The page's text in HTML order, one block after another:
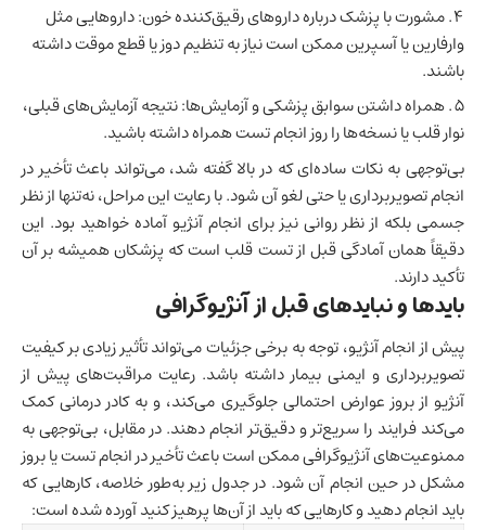
مشورت با پزشک درباره داروهای رقیق‌کننده خون: داروهایی مثل
وارفارین یا آسپرین ممکن است نیاز به تنظیم دوز یا قطع موقت داشته
باشند.
همراه داشتن سوابق پزشکی و آزمایش‌ها: نتیجه آزمایش‌های قبلی،
نوار قلب یا نسخه‌ها را روز انجام تست همراه داشته باشید.
بی‌توجهی به نکات ساده‌ای که در بالا گفته شد، می‌تواند باعث تأخیر در
انجام تصویربرداری یا حتی لغو آن شود. با رعایت این مراحل، نه‌تنها از نظر
جسمی بلکه از نظر روانی نیز برای انجام آنژیو آماده خواهید بود. این
دقیقاً همان آمادگی قبل از تست قلب است که پزشکان همیشه بر آن
تأکید دارند.
بایدها و نبایدهای قبل از آنژیوگرافی
پیش از انجام آنژیو، توجه به برخی جزئیات می‌تواند تأثیر زیادی بر کیفیت
تصویربرداری و ایمنی بیمار داشته باشد. رعایت مراقبت‌های پیش از
آنژیو از بروز عوارض احتمالی جلوگیری می‌کند، و به کادر درمانی کمک
می‌کند فرایند را سریع‌تر و دقیق‌تر انجام دهند. در مقابل، بی‌توجهی به
ممنوعیت‌های آنژیوگرافی ممکن است باعث تأخیر در انجام تست یا بروز
مشکل در حین انجام آن شود. در جدول زیر به‌طور خلاصه، کارهایی که
باید انجام دهید و کارهایی که باید از آن‌ها پرهیز کنید آورده شده است: